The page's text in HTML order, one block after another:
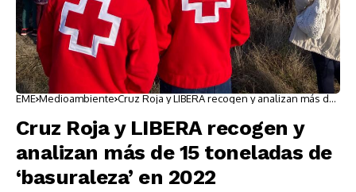
EME Medioambiente Cruz Roja y LIBERA recogen y analizan más de
Cruz Roja y LIBERA recogen y
analizan más de 15 toneladas de
‘basuraleza’ en 2022